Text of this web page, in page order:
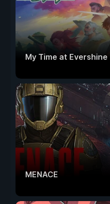
My Time at Evershine
MENACE